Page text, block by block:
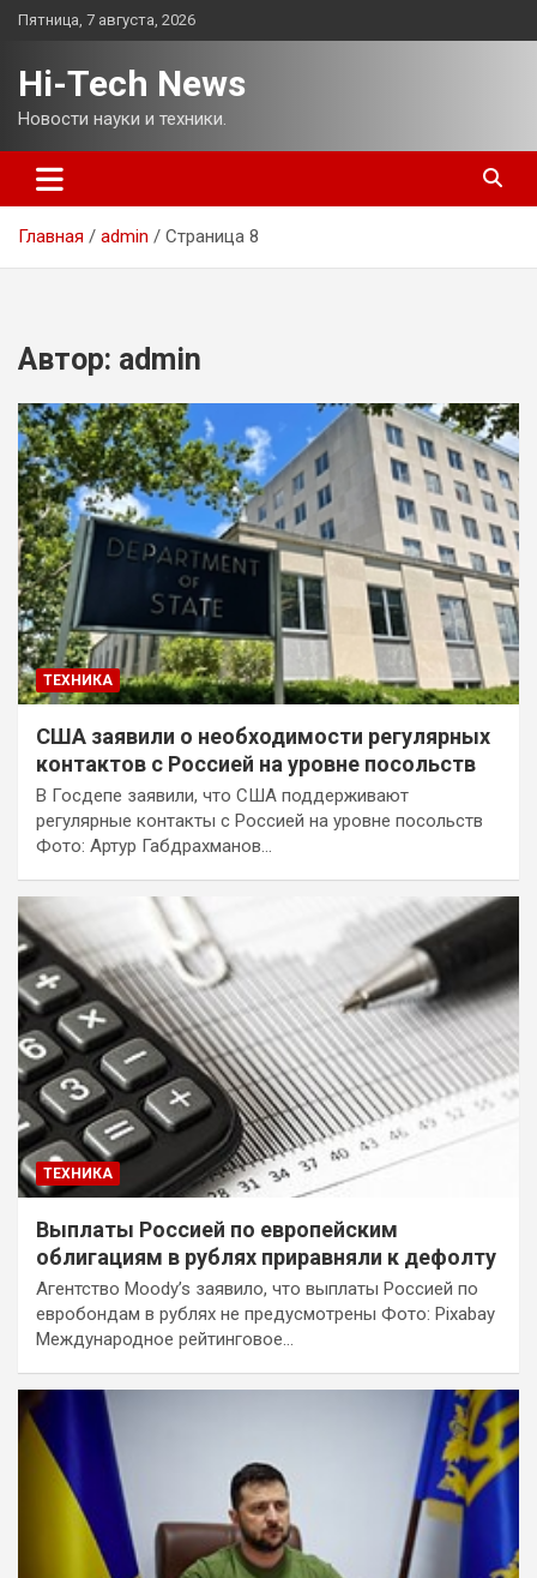
Перейти
Пятница, 7 августа, 2026
Hi-Tech News
Новости науки и техники.
Главная admin Страница 8
Автор: admin
ТЕХНИКА
США заявили о необходимости регулярных
контактов с Россией на уровне посольств
В Госдепе заявили, что США поддерживают
регулярные контакты с Россией на уровне посольств
Фото: Артур Габдрахманов…
ТЕХНИКА
Выплаты Россией по европейским
облигациям в рублях приравняли к дефолту
Агентство Moody’s заявило, что выплаты Россией по
евробондам в рублях не предусмотрены Фото: Pixabay
Международное рейтинговое…